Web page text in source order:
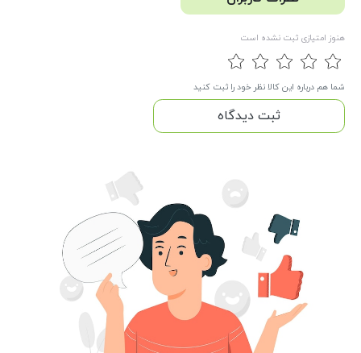
هنوز امتیازی ثبت نشده است
شما هم درباره این کالا نظر خود را ثبت کنید
ثبت دیدگاه